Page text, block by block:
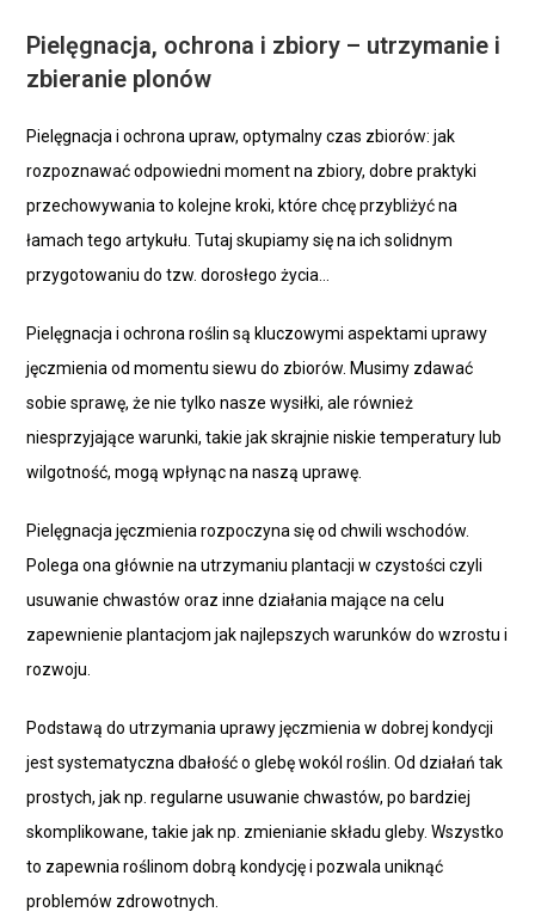
Pielęgnacja, ochrona i zbiory – utrzymanie i
zbieranie plonów
Pielęgnacja i ochrona upraw, optymalny czas zbiorów: jak
rozpoznawać odpowiedni moment na zbiory, dobre praktyki
przechowywania to kolejne kroki, które chcę przybliżyć na
łamach tego artykułu. Tutaj skupiamy się na ich solidnym
przygotowaniu do tzw. dorosłego życia…
Pielęgnacja i ochrona roślin są kluczowymi aspektami uprawy
jęczmienia od momentu siewu do zbiorów. Musimy zdawać
sobie sprawę, że nie tylko nasze wysiłki, ale również
niesprzyjające warunki, takie jak skrajnie niskie temperatury lub
wilgotność, mogą wpłynąc na naszą uprawę.
Pielęgnacja jęczmienia rozpoczyna się od chwili wschodów.
Polega ona głównie na utrzymaniu plantacji w czystości czyli
usuwanie chwastów oraz inne działania mające na celu
zapewnienie plantacjom jak najlepszych warunków do wzrostu i
rozwoju.
Podstawą do utrzymania uprawy jęczmienia w dobrej kondycji
jest systematyczna dbałość o glebę wokól roślin. Od działań tak
prostych, jak np. regularne usuwanie chwastów, po bardziej
skomplikowane, takie jak np. zmienianie składu gleby. Wszystko
to zapewnia roślinom dobrą kondycję i pozwala uniknąć
problemów zdrowotnych.